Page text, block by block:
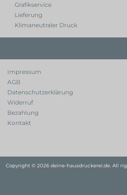
Grafikservice
Lieferung
Klimaneutraler Druck
Impressum
AGB
Datenschutzerklärung
Widerruf
Bezahlung
Kontakt
Copyright © 2026 deine-hausdruckerei.de. All